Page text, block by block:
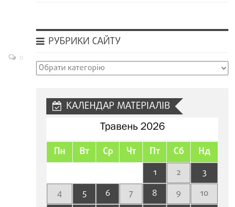
0
РУБРИКИ САЙТУ
Рубрики
КАЛЕНДАР МАТЕРІАЛІВ
Травень 2026
Пн Вт Ср Чт Пт Сб Нд
1 2
3
4
5 6 7 8 9 10